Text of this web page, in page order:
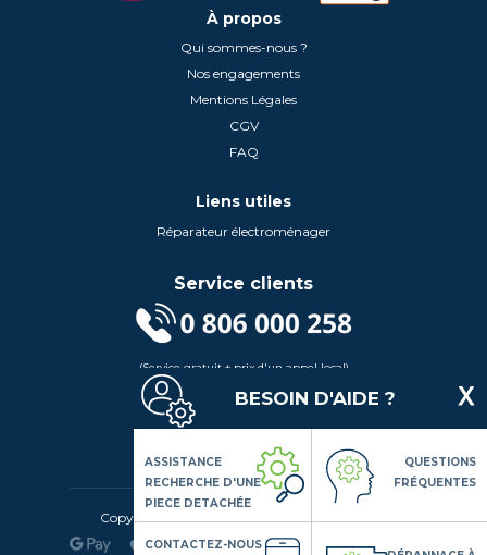
À propos
Qui sommes-nous ?
Nos engagements
Mentions Légales
CGV
FAQ
Liens utiles
Réparateur électroménager
Service clients
(Service gratuit + prix d'un appel local)
Lundi au Vendredi de 9h à 18h
Contactez-Nous
Suivez-nous
Copyright© 2020 LSDLP, Tous droits réservés
BESOIN D'AIDE ?
ASSISTANCE
RECHERCHE D'UNE
PIECE DETACHÉE
QUESTIONS
FRÉQUENTES
CONTACTEZ-NOUS